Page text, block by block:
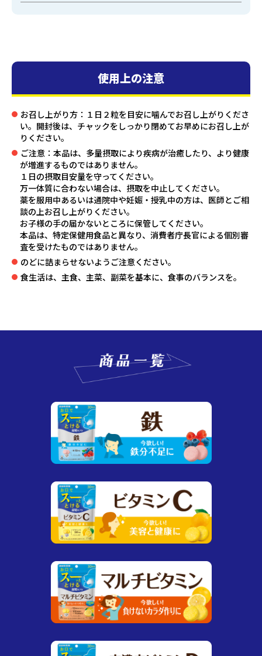
使用上の注意
お召し上がり方：１日２粒を目安に噛んでお召し上がりくださ
い。開封後は、チャックをしっかり閉めてお早めにお召し上が
りください。
ご注意：本品は、多量摂取により疾病が治癒したり、より健康
が増進するものではありません。
１日の摂取目安量を守ってください。
万一体質に合わない場合は、摂取を中止してください。
薬を服用中あるいは通院中や妊娠・授乳中の方は、医師とご相
談の上お召し上がりください。
お子様の手の届かないところに保管してください。
本品は、特定保健用食品と異なり、消費者庁長官による個別審
査を受けたものではありません。
のどに詰まらせないようご注意ください。
食生活は、主食、主菜、副菜を基本に、食事のバランスを。